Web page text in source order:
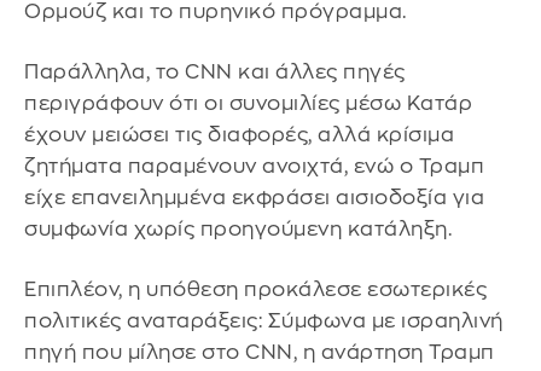
Ορμούζ και το πυρηνικό πρόγραμμα.
Παράλληλα, το CNN και άλλες πηγές
περιγράφουν ότι οι συνομιλίες μέσω Κατάρ
έχουν μειώσει τις διαφορές, αλλά κρίσιμα
ζητήματα παραμένουν ανοιχτά, ενώ ο Τραμπ
είχε επανειλημμένα εκφράσει αισιοδοξία για
συμφωνία χωρίς προηγούμενη κατάληξη.
Επιπλέον, η υπόθεση προκάλεσε εσωτερικές
πολιτικές αναταράξεις: Σύμφωνα με ισραηλινή
πηγή που μίλησε στο CNN, η ανάρτηση Τραμπ